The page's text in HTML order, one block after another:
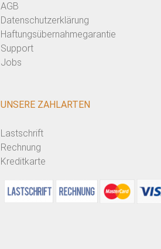
AGB
Datenschutzerklärung
Haftungsübernahmegarantie
Support
Jobs
UNSERE ZAHLARTEN
Lastschrift
Rechnung
Kreditkarte